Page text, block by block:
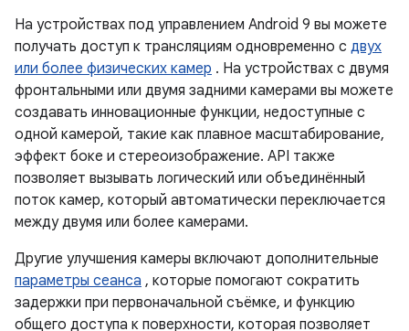
На устройствах под управлением Android 9 вы можете
получать доступ к трансляциям одновременно с двух
или более физических камер . На устройствах с двумя
фронтальными или двумя задними камерами вы можете
создавать инновационные функции, недоступные с
одной камерой, такие как плавное масштабирование,
эффект боке и стереоизображение. API также
позволяет вызывать логический или объединённый
поток камер, который автоматически переключается
между двумя или более камерами.
Другие улучшения камеры включают дополнительные
параметры сеанса , которые помогают сократить
задержки при первоначальной съёмке, и функцию
общего доступа к поверхности, которая позволяет